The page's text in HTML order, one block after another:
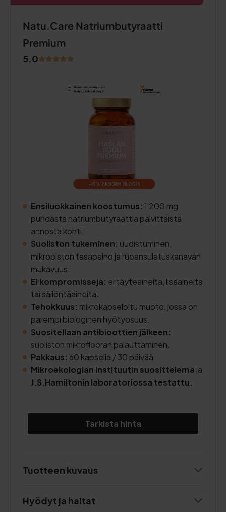
Natu.Care Natriumbutyraatti
Premium
5.0
Ensiluokkainen koostumus: 1 200 mg
puhdasta natriumbutyraattia päivittäistä
annosta kohti.
Suoliston tukeminen: uudistuminen,
mikrobiston tasapaino ja ruoansulatuskanavan
mukavuus.
Ei kompromisseja: ei täyteaineita, lisäaineita
tai säilöntäaineita.
Tehokkuus: mikrokapseloitu muoto, jossa on
parempi biologinen hyötyosuus.
Suositellaan antibioottien jälkeen:
suoliston mikroflooran palauttaminen.
Pakkaus: 60 kapselia / 30 päivää
Mikroekologian instituutin suosittelema ja
J.S.Hamiltonin laboratoriossa testattu.
Tarkista hinta
Tuotteen kuvaus
Hyödyt ja haitat